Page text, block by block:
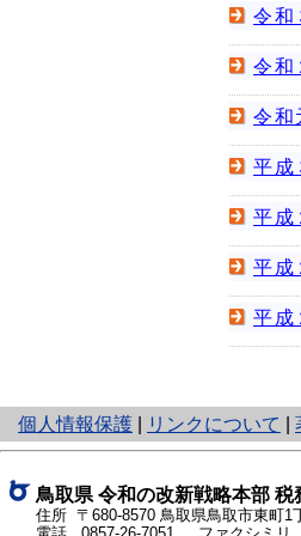
令和
令和
令和
平成
平成
平成
平成
個人情報保護
と
り
ッ
ト
リンクについて
鳥取県 令和の改新戦略本部 税
住所 〒680-8570 鳥取県鳥取市東町1